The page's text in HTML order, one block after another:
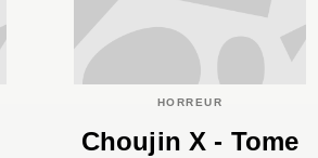
HORREUR
Choujin X - Tome